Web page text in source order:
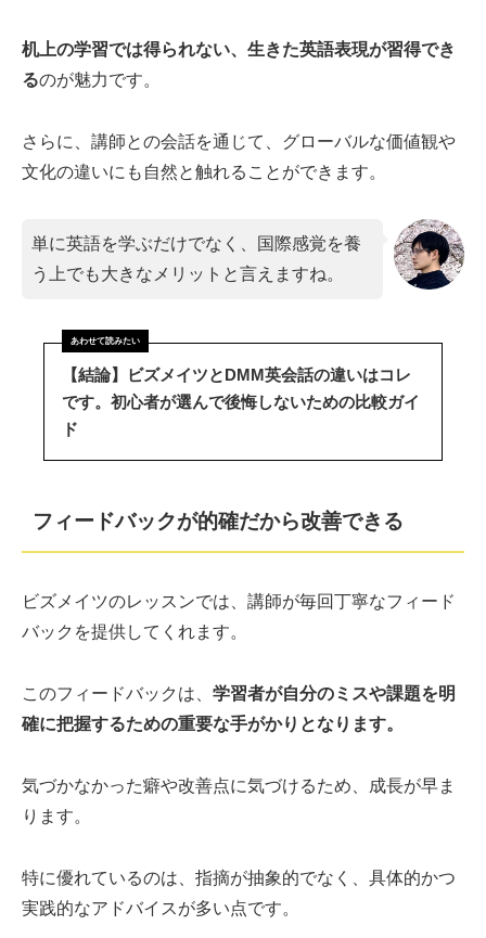
机上の学習では得られない、生きた英語表現が習得でき
るのが魅力です。
さらに、講師との会話を通じて、グローバルな価値観や
文化の違いにも自然と触れることができます。
単に英語を学ぶだけでなく、国際感覚を養
う上でも大きなメリットと言えますね。
【結論】ビズメイツとDMM英会話の違いはコレ
です。初心者が選んで後悔しないための比較ガイ
ド
フィードバックが的確だから改善できる
ビズメイツのレッスンでは、講師が毎回丁寧なフィード
バックを提供してくれます。
このフィードバックは、 学習者が自分のミスや課題を明
確に把握するための重要な手がかりとなります。
気づかなかった癖や改善点に気づけるため、成長が早ま
ります。
特に優れているのは、指摘が抽象的でなく、具体的かつ
実践的なアドバイスが多い点です。